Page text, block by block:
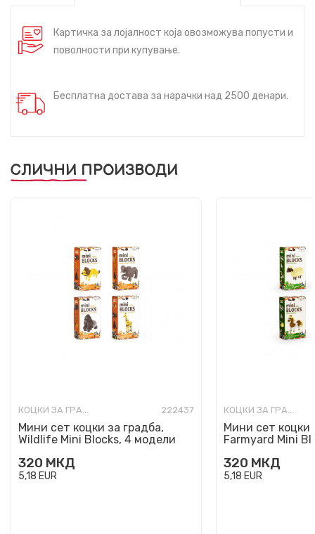
Картичка за лојалност која овозможува попусти и
поволности при купување.
Бесплатна достава за нарачки над 2500 денари.
СЛИЧНИ ПРОИЗВОДИ
КОЦКИ ЗА ГРАДБА 222437
Мини сет коцки за градба,
Wildlife Mini Blocks, 4 модели
320 МКД
5,18 EUR
КОЦКИ ЗА ГРАДБА
Мини сет коцки
Farmyard Mini
320 МКД
5,18 EUR